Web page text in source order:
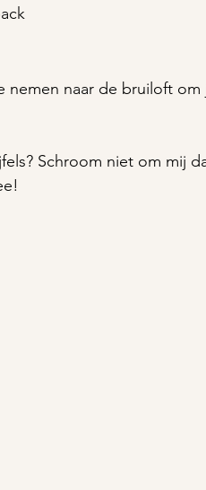
naar de bruiloft om
Schroom niet om mij